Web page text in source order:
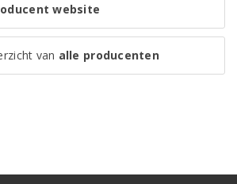
website
van alle producenten